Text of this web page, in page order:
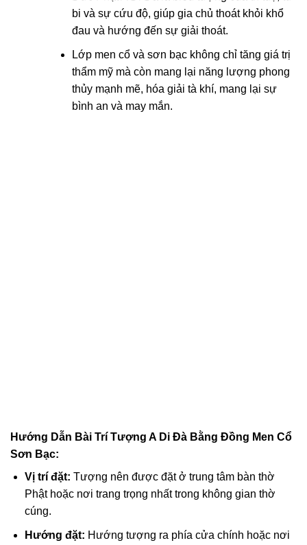
panel
panel
panel
panel
panel
bi và sự cứu độ, giúp gia chủ thoát khỏi khổ
đau và hướng đến sự giải thoát.
Lớp men cổ và sơn bạc không chỉ tăng giá trị
thẩm mỹ mà còn mang lại năng lượng phong
thủy mạnh mẽ, hóa giải tà khí, mang lại sự
bình an và may mắn.
Hướng Dẫn Bài Trí Tượng A Di Đà Bằng Đồng Men Cổ
Sơn Bạc:
Vị trí đặt: Tượng nên được đặt ở trung tâm bàn thờ
Phật hoặc nơi trang trọng nhất trong không gian thờ
cúng.
Hướng đặt: Hướng tượng ra phía cửa chính hoặc nơi